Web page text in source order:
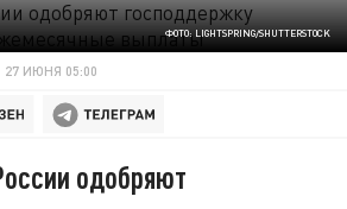
ФОТО: LIGHTSPRING/SHUTTERSTOCK
27 ИЮНЯ 05:00
одобряют